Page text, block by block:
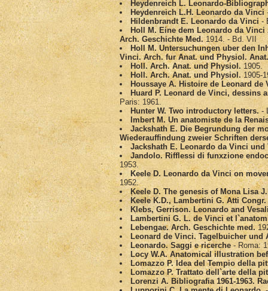
Heydenreich L. Leonardo-
Heydenreich L.H. Leonardo da Vinci
Hildenbrandt E. Leonardo da Vinci-
Holl M. Eine dem Leonardo da
Arch. Geschichte Med.1914. - Bd. VII
Holl M. Untersuchungen uber den
Vinci. Arch. fur Anat. und Physiol.
Holl. Arch. Anat. und Physiol. 1905.
Holl. Arch. Anat. und Physiol.1905-
Houssaye A. Histoire de Leonard de
Huard P. Leonard de Vinci, dessins
Paris: 1961.
Hunter W. Two introductory letters. -
Imbert M. Un anatomiste de la
Jackshath E. Die Begrundung der
Wiederauffindung zweier Schriften
Jackshath E. Leonardo da Vinci
Jandolo. Rifflessi di funxzione
1953.
Keele D. Leonardo da Vinci on
1952.
Keele D. The genesis of Mona Lisa
Keele K.D., Lambertini G. Atti
Klebs, Gerrison. Leonardo and
Lambertini G. L. de Vinci et
Lebengae. Arch. Geschichte med.
Leonard de Vinci. Tagelbuicher und
Leonardo. Saggi e ricerche - Roma:
Locy W.A. Anatomical illustration
Lomazzo P. Idea del Tempio della
Lomazzo P. Trattato dell`arte della
Lorenzi A. Bibliografia 1961-1963.